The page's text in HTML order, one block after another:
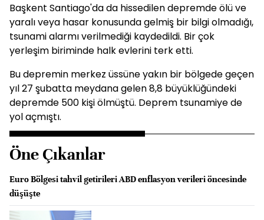
Başkent Santiago'da da hissedilen depremde ölü ve
yaralı veya hasar konusunda gelmiş bir bilgi olmadığı,
tsunami alarmı verilmediği kaydedildi. Bir çok
yerleşim biriminde halk evlerini terk etti.
Bu depremin merkez üssüne yakın bir bölgede geçen
yıl 27 şubatta meydana gelen 8,8 büyüklüğündeki
depremde 500 kişi ölmüştü. Deprem tsunamiye de
yol açmıştı.
Öne Çıkanlar
Euro Bölgesi tahvil getirileri ABD enflasyon verileri öncesinde
düşüşte